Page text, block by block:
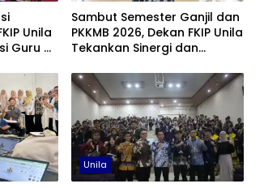
Unila
Guru di
Sambut Semester Ganjil dan
PKKMB 2026, Dekan FKIP Unila
Tekankan Sinergi dan
Unila